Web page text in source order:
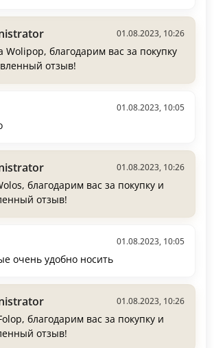
01.08.2023, 10:26
Wolipop, благодарим вас за покупку
отзыв!
01.08.2023, 10:05
01.08.2023, 10:26
благодарим вас за покупку и
отзыв!
01.08.2023, 10:05
очень удобно носить
01.08.2023, 10:26
благодарим вас за покупку и
отзыв!